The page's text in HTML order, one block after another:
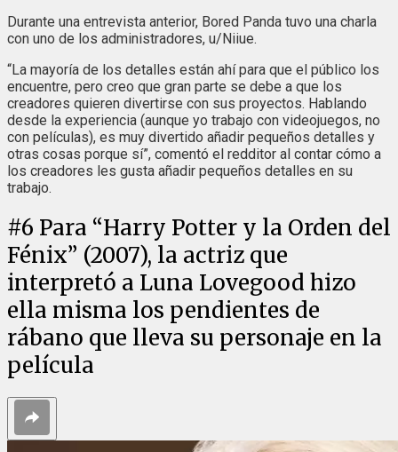
Durante una entrevista anterior, Bored Panda tuvo una charla
con uno de los administradores, u/Niiue.
“La mayoría de los detalles están ahí para que el público los
encuentre, pero creo que gran parte se debe a que los
creadores quieren divertirse con sus proyectos. Hablando
desde la experiencia (aunque yo trabajo con videojuegos, no
con películas), es muy divertido añadir pequeños detalles y
otras cosas porque sí”, comentó el redditor al contar cómo a
los creadores les gusta añadir pequeños detalles en su
trabajo.
#6 Para “Harry Potter y la Orden del
Fénix” (2007), la actriz que
interpretó a Luna Lovegood hizo
ella misma los pendientes de
rábano que lleva su personaje en la
película